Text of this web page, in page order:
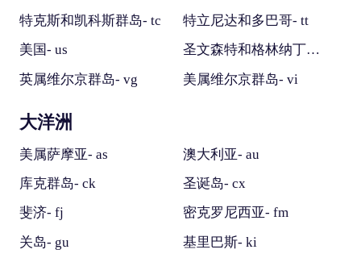
特克斯和凯科斯群岛- tc
特立尼达和多巴哥- tt
美国- us
圣文森特和格林纳丁斯- vc
英属维尔京群岛- vg
美属维尔京群岛- vi
大洋洲
美属萨摩亚- as
澳大利亚- au
库克群岛- ck
圣诞岛- cx
斐济- fj
密克罗尼西亚- fm
关岛- gu
基里巴斯- ki